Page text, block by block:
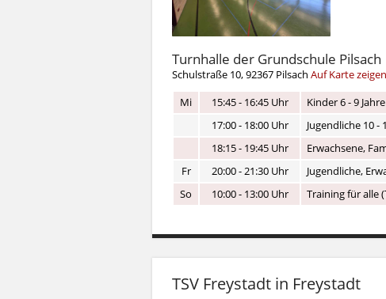
Turnhalle der Grundschule Pilsach
Schulstraße 10, 92367 Pilsach Auf Karte zeigen
Mi
15:45 - 16:45 Uhr
Kinder 6 - 9 Jahre
17:00 - 18:00 Uhr
Jugendliche 10 -
18:15 - 19:45 Uhr
Erwachsene,
Fr
20:00 - 21:30 Uhr
Jugendliche,
So
10:00 - 13:00 Uhr Training für alle
TSV Freystadt in Freystadt